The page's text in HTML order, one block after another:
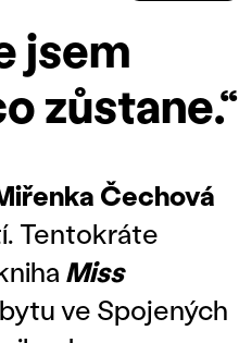
jsem
zůstane.“
Čechová
Tentokráte
Miss
ve Spojených